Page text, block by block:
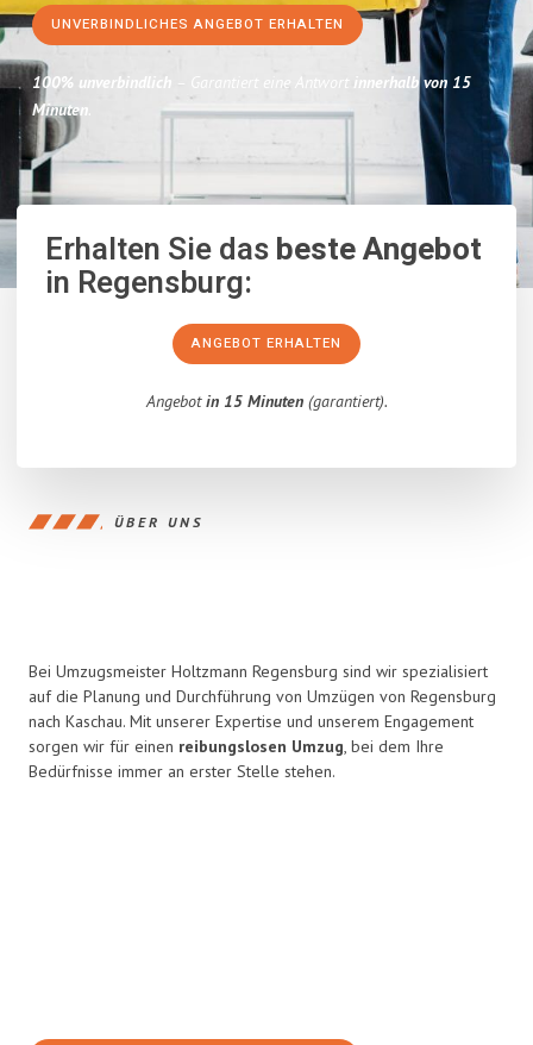
UNVERBINDLICHES ANGEBOT ERHALTEN
100% unverbindlich – Garantiert eine Antwort innerhalb von 15
Minuten.
Erhalten Sie dasbeste Angebot
in Regensburg:
ANGEBOT ERHALTEN
Angebotin 15 Minuten(garantiert).
ÜBER UNS
Bei Umzugsmeister Holtzmann Regensburg sind wir spezialisiert
auf die Planung und Durchführung von Umzügen von Regensburg
nach Kaschau. Mit unserer Expertise und unserem Engagement
sorgen wir für einen reibungslosen Umzug, bei dem Ihre
Bedürfnisse immer an erster Stelle stehen.